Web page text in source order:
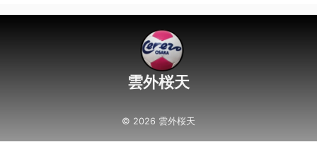
雲外桜天
© 2026 雲外桜天